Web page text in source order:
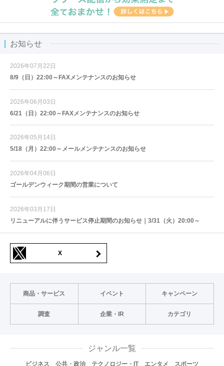
お知らせ
2026年07月22日
8/9（日）22:00～FAXメンテナンスのお知らせ
2026年06月03日
6/21（日）22:00～FAXメンテナンスのお知らせ
2026年05月14日
5/18（月）22:00～メールメンテナンスのお知らせ
2026年04月06日
ゴールデンウィーク期間の営業について
2026年03月17日
リニューアルに伴うサービス停止期間のお知らせ｜3/31（火）20:00～
X
商品・サービス イベント キャンペーン
調査 企業・IR カテゴリ
ジャンル一覧
ビジネス 公共・政治 テクノロジー・IT エンタメ スポーツ